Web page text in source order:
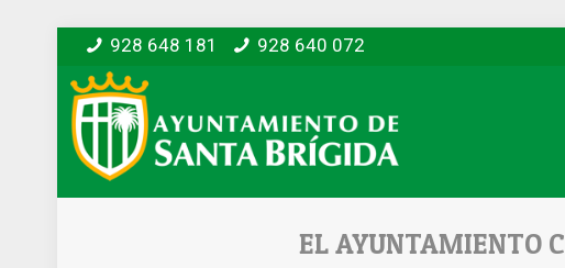
928 648 181 928 640 072
EL AYUNTAMIENTO